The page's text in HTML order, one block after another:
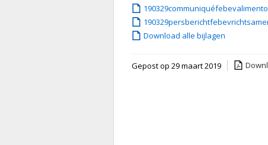
Download alle bijlagen
Gepost op 29 maart 2019